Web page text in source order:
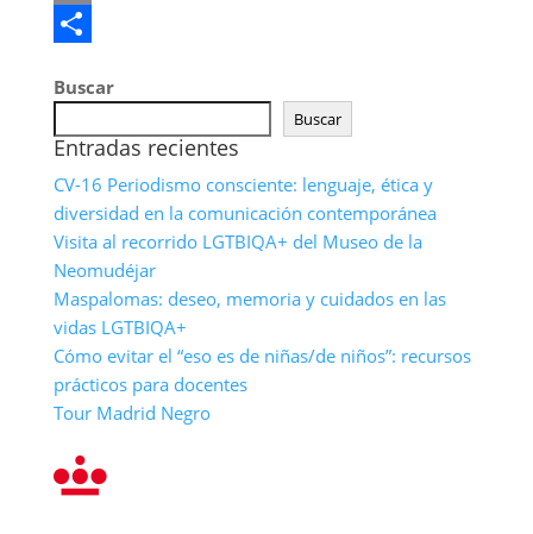
Email
Buscar
Buscar
Entradas recientes
CV-16 Periodismo consciente: lenguaje, ética y
diversidad en la comunicación contemporánea
Visita al recorrido LGTBIQA+ del Museo de la
Neomudéjar
Maspalomas: deseo, memoria y cuidados en las
vidas LGTBIQA+
Cómo evitar el “eso es de niñas/de niños”: recursos
prácticos para docentes
Tour Madrid Negro